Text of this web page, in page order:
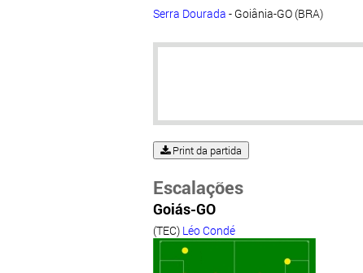
Serra Dourada - Goiânia-GO (BRA)
Print da partida
Escalações
Goiás-GO
(TEC) Léo Condé